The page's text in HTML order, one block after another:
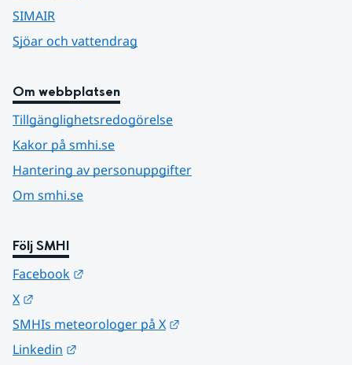
SIMAIR
Sjöar och vattendrag
Om webbplatsen
Tillgänglighetsredogörelse
Kakor på smhi.se
Hantering av personuppgifter
Om smhi.se
Följ SMHI
Facebook
X
SMHIs meteorologer på X
Linkedin